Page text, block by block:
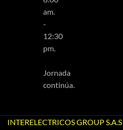
am.
-
12:30
pm.
Jornada
continúa.
INTERELECTRICOS GROUP S.A.S